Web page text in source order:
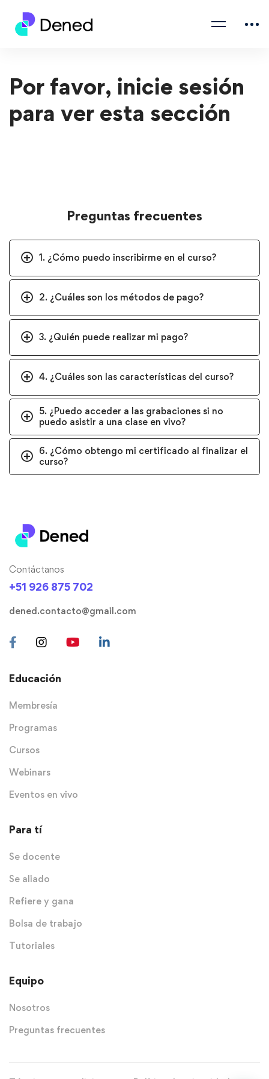
Por favor, inicie sesión
para ver esta sección
Preguntas frecuentes
1. ¿Cómo puedo inscribirme en el curso?
2. ¿Cuáles son los métodos de pago?
3. ¿Quién puede realizar mi pago?
4. ¿Cuáles son las características del curso?
5. ¿Puedo acceder a las grabaciones si no
puedo asistir a una clase en vivo?
6. ¿Cómo obtengo mi certificado al finalizar el
curso?
Contáctanos
+51 926 875 702
dened.contacto@gmail.com
Educación
Membresía
Programas
Cursos
Webinars
Eventos en vivo
Para tí
Se docente
Se aliado
Refiere y gana
Bolsa de trabajo
Tutoriales
Equipo
Nosotros
Preguntas frecuentes